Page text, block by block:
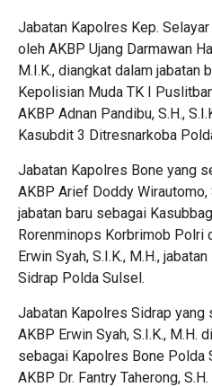
Jabatan Kapolres Kep.
oleh AKBP Ujang Darmawan
M.I.K., diangkat dalam jabatan
Kepolisian Muda TK I
AKBP Adnan Pandibu, S.H.,
Kasubdit 3 Ditresnarkoba
Jabatan Kapolres Bone yang
AKBP Arief Doddy Wirautomo,
jabatan baru sebagai
Rorenminops Korbrimob Polri
Erwin Syah, S.I.K., M.H.,
Sidrap Polda Sulsel.
Jabatan Kapolres Sidrap yang
AKBP Erwin Syah, S.I.K., M.H.
sebagai Kapolres Bone Polda
AKBP Dr. Fantry Taherong,